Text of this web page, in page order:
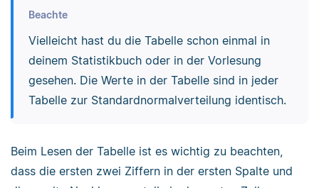
Beachte
Vielleicht hast du die Tabelle schon einmal in
deinem Statistikbuch oder in der Vorlesung
gesehen. Die Werte in der Tabelle sind in jeder
Tabelle zur Standardnormalverteilung identisch.
Beim Lesen der Tabelle ist es wichtig zu beachten,
dass die ersten zwei Ziffern in der ersten Spalte und